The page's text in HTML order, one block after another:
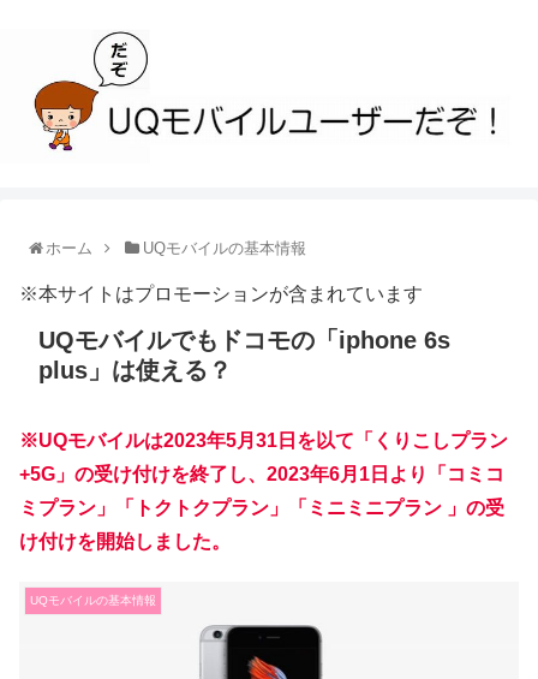
ホーム UQモバイルの基本情報
※本サイトはプロモーションが含まれています
UQモバイルでもドコモの「iphone 6s
plus」は使える？
※UQモバイルは2023年5月31日を以て「くりこしプラン
+5G」の受け付けを終了し、2023年6月1日より「コミコ
ミプラン」「トクトクプラン」「ミニミニプラン 」の受
け付けを開始しました。
UQモバイルの基本情報